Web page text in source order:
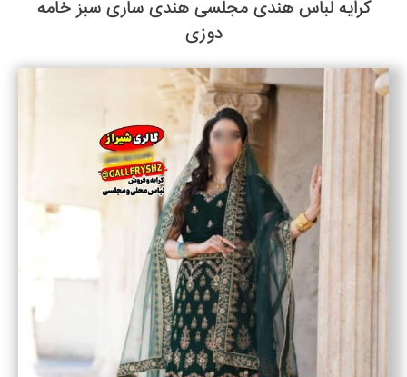
کرایه لباس هندی مجلسی هندی ساری سبز خامه
دوزی